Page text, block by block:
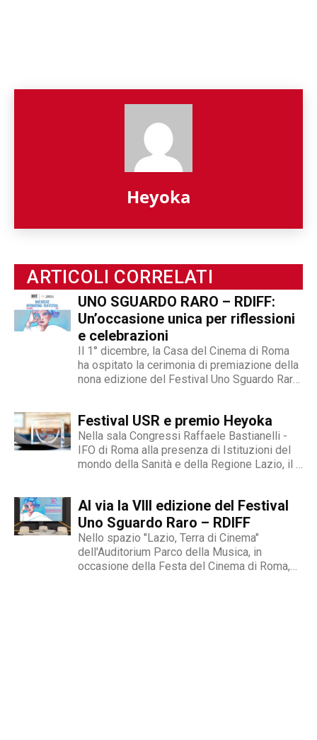
Heyoka
ARTICOLI CORRELATI
UNO SGUARDO RARO – RDIFF:
Un’occasione unica per riflessioni
e celebrazioni
Il 1° dicembre, la Casa del Cinema di Roma
ha ospitato la cerimonia di premiazione della
nona edizione del Festival Uno Sguardo Raro
diversità, alla fragilità, all’integrazione e del
quale siamo...
Festival USR e premio Heyoka
Nella sala Congressi Raffaele Bastianelli -
IFO di Roma alla presenza di Istituzioni del
mondo della Sanità e della Regione Lazio, il 9
festival cinematografico dedicato al tema
delle malattie...
Al via la VIII edizione del Festival
Uno Sguardo Raro – RDIFF
Nello spazio "Lazio, Terra di Cinema"
dell'Auditorium Parco della Musica, in
occasione della Festa del Cinema di Roma,